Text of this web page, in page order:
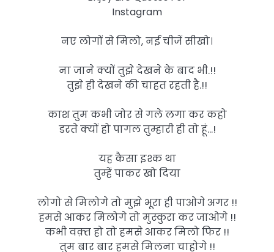
Instagram
नए लोगों से मिलो, नई चीजें सीखो।
ना जाने क्यों तुझे देखने के बाद भी.!!
तुझे ही देखने की चाहत रहती है.!!
काश तुम कभी जोर से गले लगा कर कहो
डरते क्यों हो पागल तुम्हारी ही तो हूं…!
यह कैसा इश्क था
तुम्हें पाकर खो दिया
लोगो से मिलोगे तो मुझे भूरा ही पाओगे अगर !!
हमसे आकर मिलोगे तो मुस्कुरा कर जाओगे !!
कभी वक़्त हो तो हमसे आकर मिलो फिर !!
तुम बार बार हमसे मिलना चाहोगे !!